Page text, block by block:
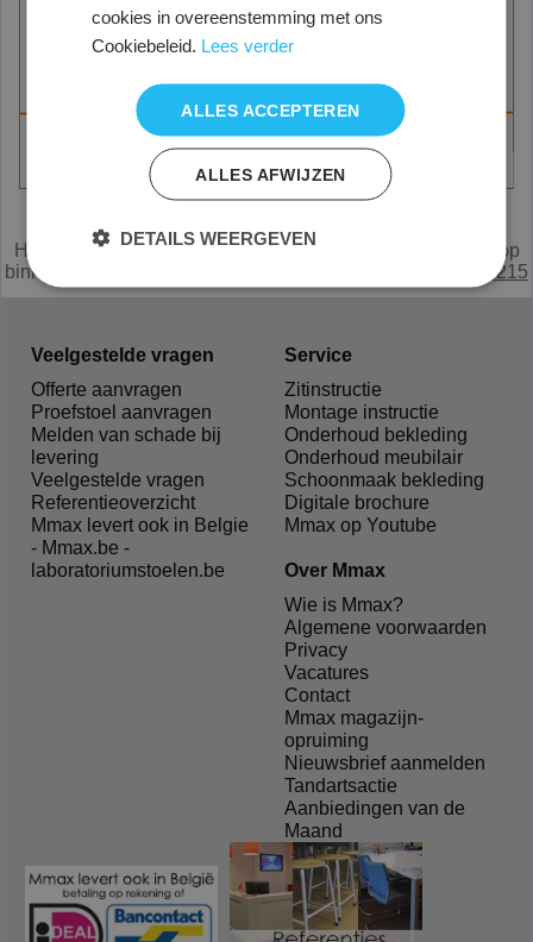
Laptop kluis - Laptopkasten Archiefkasten
Alle prijzen zijn netto, exclusief 21% BTW.
Heeft u een vraag of mist u iets, email
of bel met de verkoop
binnendienst Nederland
0031294285215
Veelgestelde vragen
Offerte aanvragen
Proefstoel aanvragen
Melden van schade bij
levering
Veelgestelde vragen
Referentieoverzicht
Mmax levert ook in Belgie
- Mmax.be -
laboratoriumstoelen.be
Service
Zitinstructie
Montage instructie
Onderhoud bekleding
Onderhoud meubilair
Schoonmaak bekleding
Digitale brochure
Mmax op Youtube
Over Mmax
Wie is Mmax?
Algemene voorwaarden
Privacy
Vacatures
Contact
Mmax magazijn-
opruiming
Nieuwsbrief aanmelden
Tandartsactie
Aanbiedingen van de
Maand
cookies in overeenstemming met ons
Cookiebeleid. Lees verder
ALLES ACCEPTEREN
ALLES AFWIJZEN
DETAILS WEERGEVEN